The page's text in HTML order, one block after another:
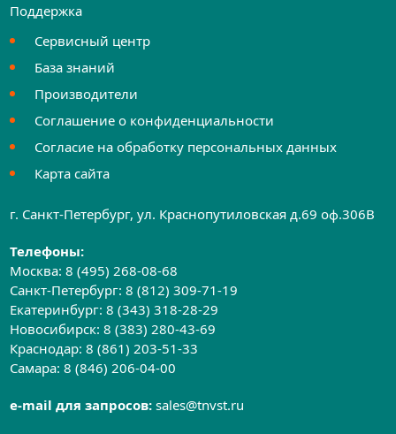
Поддержка
Сервисный центр
База знаний
Производители
Соглашение о конфиденциальности
Согласие на обработку персональных данных
Карта сайта
г. Санкт-Петербург, ул. Краснопутиловская д.69 оф.306B
Телефоны:
Москва:8 (495) 268-08-68
Санкт-Петербург:8 (812) 309-71-19
Екатеринбург:8 (343) 318-28-29
Новосибирск:8 (383) 280-43-69
Краснодар:8 (861) 203-51-33
Самара:8 (846) 206-04-00
e-mail для запросов:sales@tnvst.ru